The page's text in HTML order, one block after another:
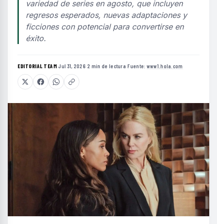
variedad de series en agosto, que incluyen
regresos esperados, nuevas adaptaciones y
ficciones con potencial para convertirse en
éxito.
EDITORIAL TEAM·Jul 31, 2026·2 min de lectura·Fuente: www1.hola.com